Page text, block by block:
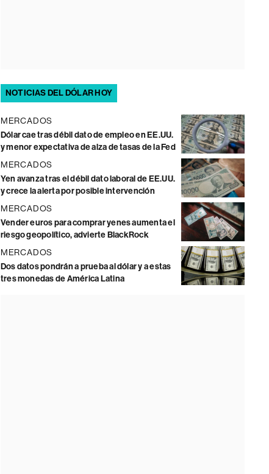
NOTICIAS DEL DÓLAR HOY
MERCADOS
Dólar cae tras débil dato de empleo en EE.UU.
y menor expectativa de alza de tasas de la Fed
MERCADOS
Yen avanza tras el débil dato laboral de EE.UU.
y crece la alerta por posible intervención
MERCADOS
Vender euros para comprar yenes aumenta el
riesgo geopolítico, advierte BlackRock
MERCADOS
Dos datos pondrán a prueba al dólar y a estas
tres monedas de América Latina